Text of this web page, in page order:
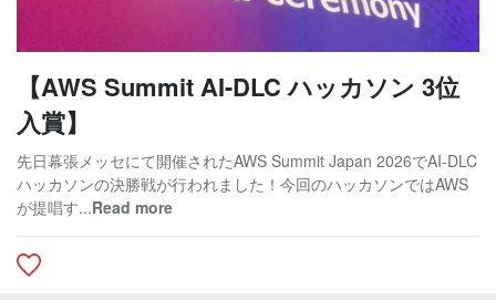
【AWS Summit AI-DLC ハッカソン 3位
入賞】
先日幕張メッセにて開催されたAWS Summit Japan 2026でAI-DLC
ハッカソンの決勝戦が行われました！今回のハッカソンではAWS
が提唱す...Read more